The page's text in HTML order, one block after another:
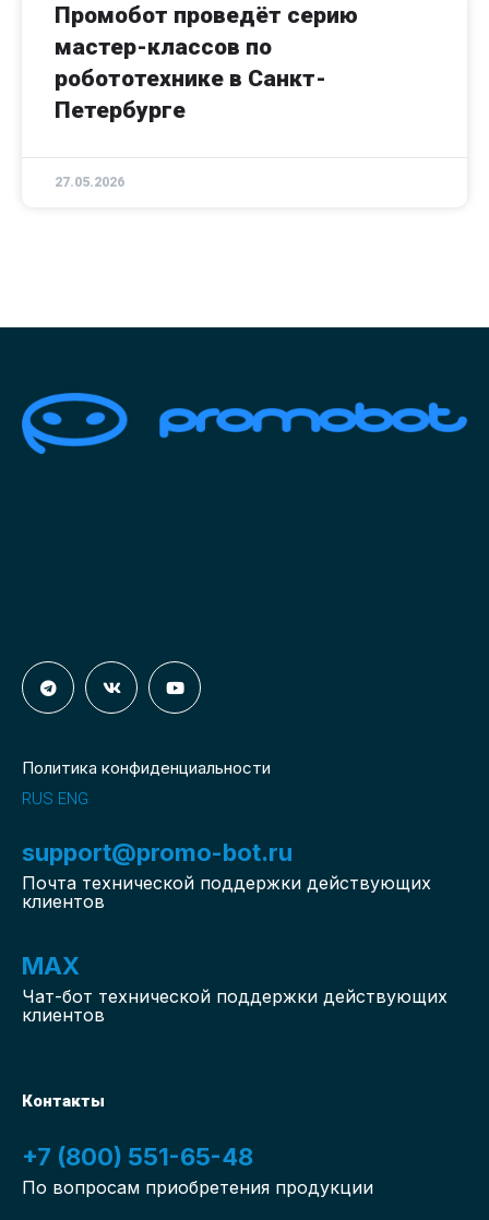
Промобот проведёт серию
мастер-классов по
робототехнике в Санкт-
Петербурге
27.05.2026
Политика конфиденциальности
RUS ENG
support@promo-bot.ru
Почта технической поддержки действующих
клиентов
MAX
Чат-бот технической поддержки действующих
клиентов
Контакты
+7 (800) 551-65-48
По вопросам приобретения продукции